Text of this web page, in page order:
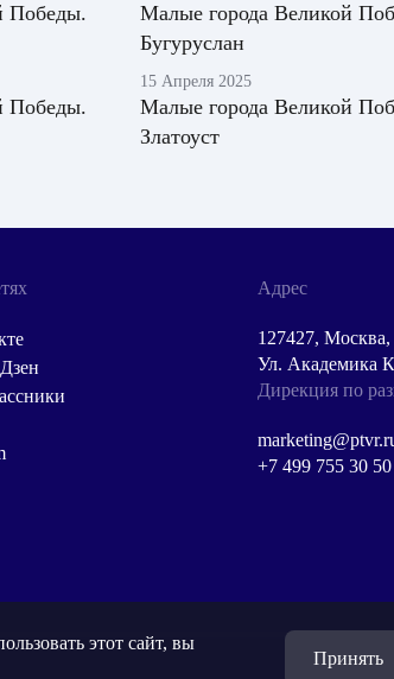
этот сайт, вы
Принять
Победы.
Малые города Великой
Бугуруслан
Победы.
15 Апреля 2025
Малые города Великой
Златоуст
Адрес
127427, Москва,
Ул. Академика
Дирекция по
+7 499 755 30